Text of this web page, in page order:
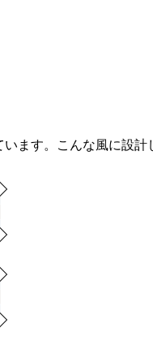
ます。こんな風に設計